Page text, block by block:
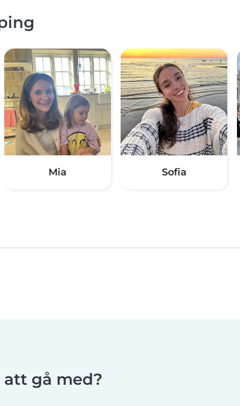
Mia Sofia
att gå med?